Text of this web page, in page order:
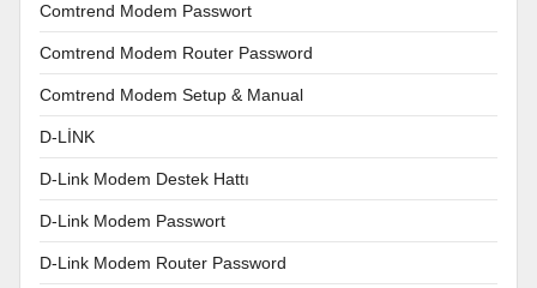
Comtrend Modem Passwort
Comtrend Modem Router Password
Comtrend Modem Setup & Manual
D-LİNK
D-Link Modem Destek Hattı
D-Link Modem Passwort
D-Link Modem Router Password